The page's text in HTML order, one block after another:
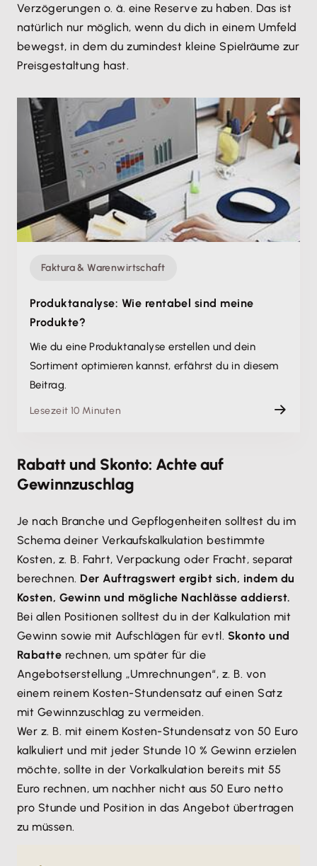
Verzögerungen o. ä. eine Reserve zu haben. Das ist
natürlich nur möglich, wenn du dich in einem Umfeld
bewegst, in dem du zumindest kleine Spielräume zur
Preisgestaltung hast.
Faktura & Warenwirtschaft
Produktanalyse: Wie rentabel sind meine
Produkte?
Wie du eine Produktanalyse erstellen und dein
Sortiment optimieren kannst, erfährst du in diesem
Beitrag.
Lesezeit 10 Minuten
Rabatt und Skonto: Achte auf
Gewinnzuschlag
Je nach Branche und Gepflogenheiten solltest du im
Schema deiner Verkaufskalkulation bestimmte
Kosten, z. B. Fahrt, Verpackung oder Fracht, separat
berechnen. Der Auftragswert ergibt sich, indem du
Kosten, Gewinn und mögliche Nachlässe addierst.
Bei allen Positionen solltest du in der Kalkulation mit
Gewinn sowie mit Aufschlägen für evtl. Skonto und
Rabatte rechnen, um später für die
Angebotserstellung „Umrechnungen“, z. B. von
einem reinem Kosten-Stundensatz auf einen Satz
mit Gewinnzuschlag zu vermeiden.
Wer z. B. mit einem Kosten-Stundensatz von 50 Euro
kalkuliert und mit jeder Stunde 10 % Gewinn erzielen
möchte, sollte in der Vorkalkulation bereits mit 55
Euro rechnen, um nachher nicht aus 50 Euro netto
pro Stunde und Position in das Angebot übertragen
zu müssen.